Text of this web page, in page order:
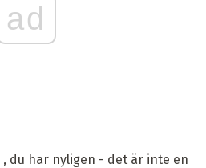
ad
, du har nyligen - det är inte en